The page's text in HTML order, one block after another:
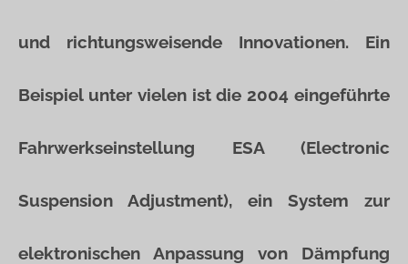
und richtungsweisende Innovationen. Ein
Beispiel unter vielen ist die 2004 eingeführte
Fahrwerkseinstellung ESA (Electronic
Suspension Adjustment), ein System zur
elektronischen Anpassung von Dämpfung